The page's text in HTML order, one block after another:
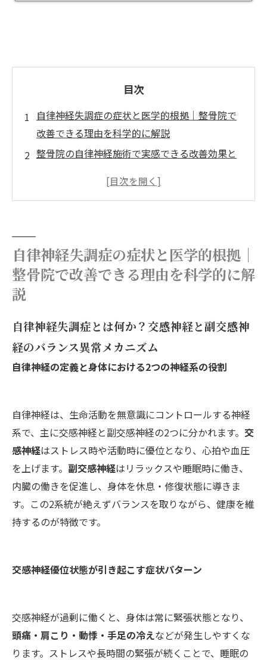
目次
自律神経失調症の症状と医学的根拠｜整骨院で
改善できる理由を科学的に解説
整骨院の自律神経施術で実感できる改善効果と
症状や特徴に合わせた自律神経に強い整骨院の
院概要
自律神経失調症の症状と医学的根拠｜
整骨院で改善できる理由を科学的に解
説
自律神経失調症とは何か？交感神経と副交感神
経のバランス異常メカニズム
自律神経の定義と身体における2つの神経系の役割
自律神経は、生命活動を無意識にコントロールする神経
系で、主に交感神経と副交感神経の2つに分かれます。 交
感神経はストレス時や活動時に優位となり、心拍や血圧
を上げます。 副交感神経はリラックスや睡眠時に働き、
内臓の働きを促進し、身体を休息・修復状態に導きま
す。この2系統が絶えずバランスを取りながら、健康を維
持するのが特徴です。
交感神経優位状態が引き起こす症状パターン
交感神経が過剰に働くと、身体は常に緊張状態となり、
頭痛・肩こり・動悸・手足の冷えなどが発生しやすくな
ります。ストレスや長時間の緊張が続くことで、睡眠の